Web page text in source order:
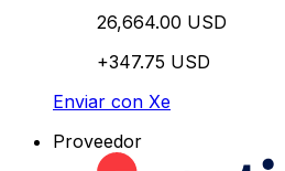
26,664.00 USD
+347.75 USD
Enviar con Xe
Proveedor